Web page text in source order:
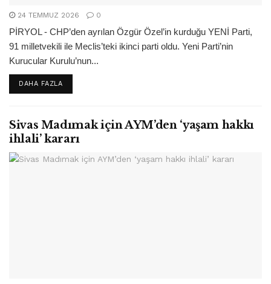
24 TEMMUZ 2026 0
PİRYOL - CHP’den ayrılan Özgür Özel’in kurduğu YENİ Parti,
91 milletvekili ile Meclis’teki ikinci parti oldu. Yeni Parti’nin
Kurucular Kurulu’nun...
DAHA FAZLADETAILS
Sivas Madımak için AYM’den ‘yaşam hakkı
ihlali’ kararı